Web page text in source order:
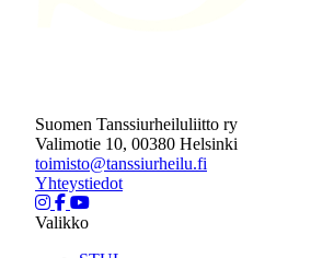
Suomen Tanssiurheiluliitto ry
Valimotie 10, 00380 Helsinki
toimisto@tanssiurheilu.fi
Yhteystiedot
Valikko